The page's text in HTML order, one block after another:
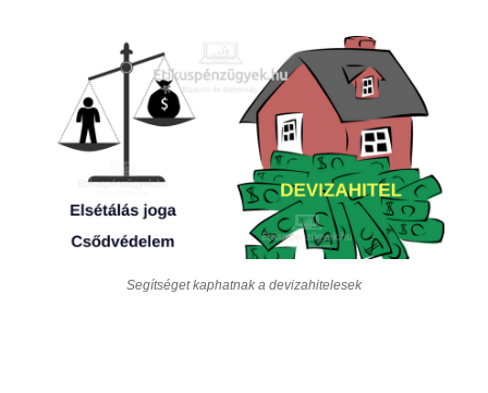
Segítséget kaphatnak a devizahitelesek